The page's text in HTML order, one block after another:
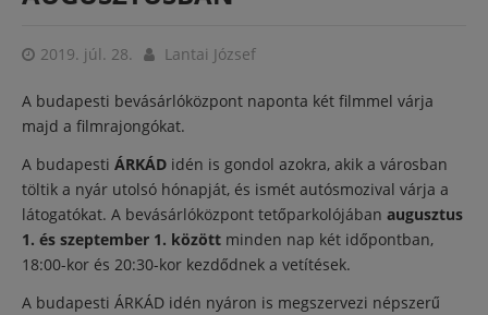
2019. júl. 28. Lantai József
A budapesti bevásárlóközpont naponta két filmmel várja
majd a filmrajongókat.
A budapesti ÁRKÁD idén is gondol azokra, akik a városban
töltik a nyár utolsó hónapját, és ismét autósmozival várja a
látogatókat. A bevásárlóközpont tetőparkolójában augusztus
1. és szeptember 1. között minden nap két időpontban,
18:00-kor és 20:30-kor kezdődnek a vetítések.
A budapesti ÁRKÁD idén nyáron is megszervezi népszerű